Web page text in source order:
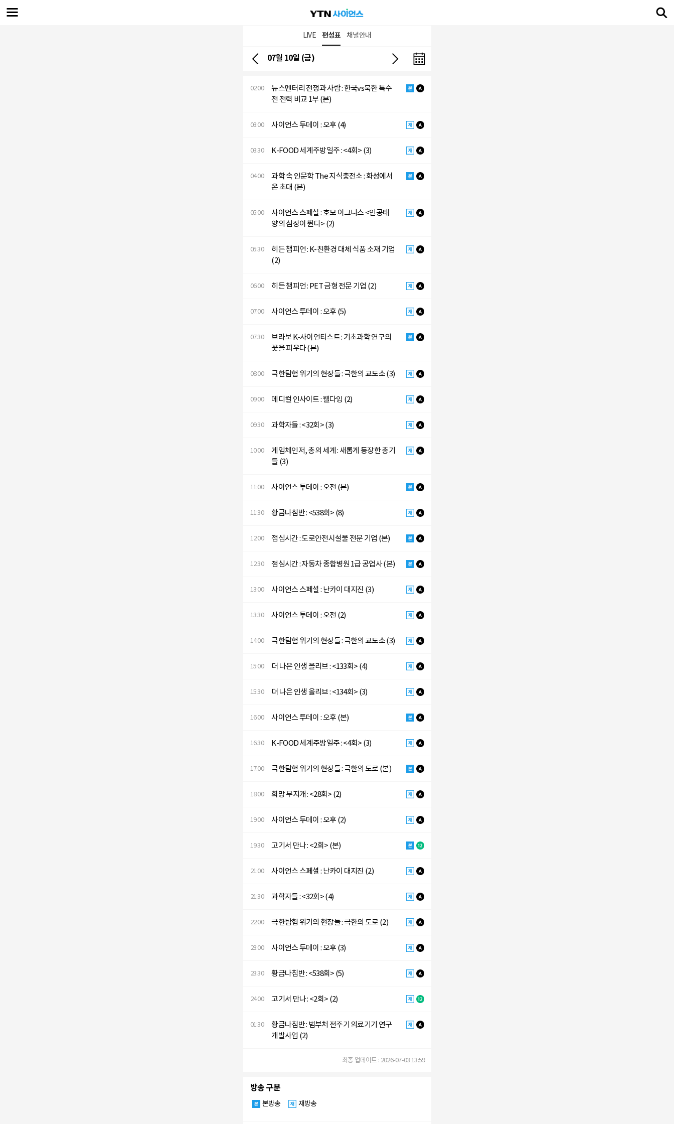
LIVE 편성표 채널안내
07월 10일 (금)
02:00
뉴스멘터리 전쟁과 사람 : 한국vs북한 특수
전 전력 비교 1부 (본)
03:00 사이언스 투데이 : 오후 (4)
03:30 K-FOOD 세계주방일주 : <4회> (3)
04:00
과학 속 인문학 The 지식충전소 : 화성에서
온 초대 (본)
05:00
사이언스 스페셜 : 호모 이그니스 <인공태
양의 심장이 뛴다> (2)
05:30
히든 챔피언 : K-친환경 대체 식품 소재 기업
(2)
06:00 히든 챔피언 : PET 금형 전문 기업 (2)
07:00 사이언스 투데이 : 오후 (5)
07:30
브라보 K-사이언티스트 : 기초과학 연구의
꽃을 피우다 (본)
08:00 극한탐험 위기의 현장들 : 극한의 교도소 (3)
09:00 메디컬 인사이트 : 웰다잉 (2)
09:30 과학자들 : <32회> (3)
10:00
게임체인저, 총의 세계 : 새롭게 등장한 총기
들 (3)
11:00 사이언스 투데이 : 오전 (본)
11:30 황금나침반 : <538회> (8)
12:00 점심시간 : 도로안전시설물 전문 기업 (본)
12:30 점심시간 : 자동차 종합병원 1급 공업사 (본)
13:00 사이언스 스페셜 : 난카이 대지진 (3)
13:30 사이언스 투데이 : 오전 (2)
14:00 극한탐험 위기의 현장들 : 극한의 교도소 (3)
15:00 더 나은 인생 올리브 : <133회> (4)
15:30 더 나은 인생 올리브 : <134회> (3)
16:00 사이언스 투데이 : 오후 (본)
16:30 K-FOOD 세계주방일주 : <4회> (3)
17:00 극한탐험 위기의 현장들 : 극한의 도로 (본)
18:00 희망 무지개 : <28회> (2)
19:00 사이언스 투데이 : 오후 (2)
19:30 고기서 만나 : <2회> (본)
21:00 사이언스 스페셜 : 난카이 대지진 (2)
21:30 과학자들 : <32회> (4)
22:00 극한탐험 위기의 현장들 : 극한의 도로 (2)
23:00 사이언스 투데이 : 오후 (3)
23:30 황금나침반 : <538회> (5)
24:00 고기서 만나 : <2회> (2)
01:30
황금나침반 : 범부처 전주기 의료기기 연구
개발사업 (2)
최종 업데이트 : 2026-07-03 13:59
방송 구분
본방송 재방송